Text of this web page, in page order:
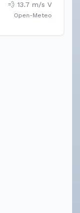
💨 13.7 m/s V
Open-Meteo